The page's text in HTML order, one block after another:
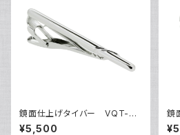
鏡面仕上げタイバー VQT-03
01
¥5,500
鏡
02